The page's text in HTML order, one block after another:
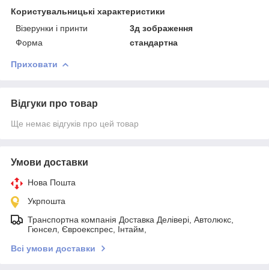
Користувальницькі характеристики
Візерунки і принти
3д зображення
Форма
стандартна
Приховати
Відгуки про товар
Ще немає відгуків про цей товар
Умови доставки
Нова Пошта
Укрпошта
Транспортна компанія Доставка Делівері, Автолюкс,
Гюнсел, Євроекспрес, Інтайм,
Всі умови доставки